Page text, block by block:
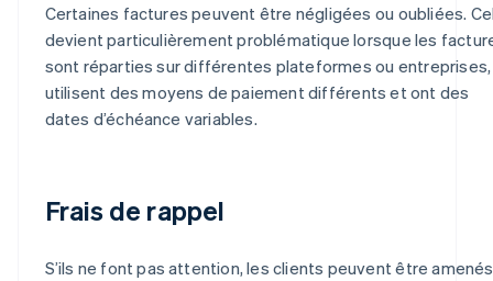
Certaines factures peuvent être négligées ou oubliées.
devient particulièrement problématique lorsque les
sont réparties sur différentes plateformes ou entreprises,
utilisent des moyens de paiement différents et ont des
dates d’échéance variables.
Frais de rappel
S’ils ne font pas attention, les clients peuvent être